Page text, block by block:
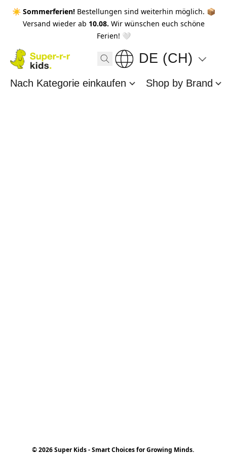
☀️ Sommerferien! Bestellungen sind weiterhin möglich. 📦
Versand wieder ab 10.08. Wir wünschen euch schöne
Ferien! 🤍
DE (CH)
Nach Kategorie einkaufen Shop by Brand
© 2026 Super Kids - Smart Choices for Growing Minds.